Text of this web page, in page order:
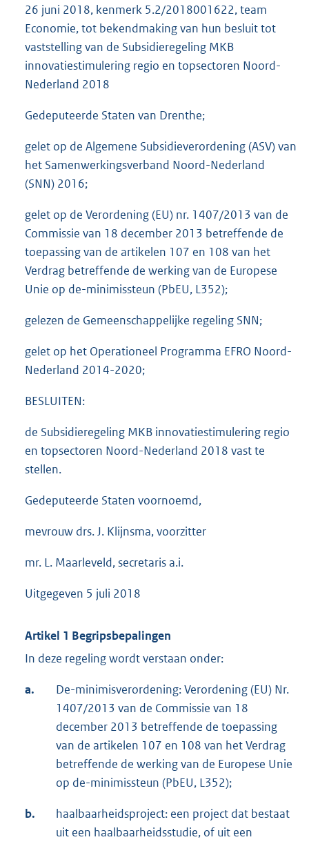
26 juni 2018, kenmerk 5.2/2018001622, team
Economie, tot bekendmaking van hun besluit tot
vaststelling van de Subsidieregeling MKB
innovatiestimulering regio en topsectoren Noord-
Nederland 2018
Gedeputeerde Staten van Drenthe;
gelet op de Algemene Subsidieverordening (ASV) van
het Samenwerkingsverband Noord-Nederland
(SNN) 2016;
gelet op de Verordening (EU) nr. 1407/2013 van de
Commissie van 18 december 2013 betreffende de
toepassing van de artikelen 107 en 108 van het
Verdrag betreffende de werking van de Europese
Unie op de-minimissteun (PbEU, L352);
gelezen de Gemeenschappelijke regeling SNN;
gelet op het Operationeel Programma EFRO Noord-
Nederland 2014-2020;
BESLUITEN:
de Subsidieregeling MKB innovatiestimulering regio
en topsectoren Noord-Nederland 2018 vast te
stellen.
Gedeputeerde Staten voornoemd,
mevrouw drs. J. Klijnsma, voorzitter
mr. L. Maarleveld, secretaris a.i.
Uitgegeven 5 juli 2018
Artikel 1 Begripsbepalingen
In deze regeling wordt verstaan onder:
a.
De-minimisverordening: Verordening (EU) Nr.
1407/2013 van de Commissie van 18
december 2013 betreffende de toepassing
van de artikelen 107 en 108 van het Verdrag
betreffende de werking van de Europese Unie
op de-minimissteun (PbEU, L352);
b.
haalbaarheidsproject: een project dat bestaat
uit een haalbaarheidsstudie, of uit een